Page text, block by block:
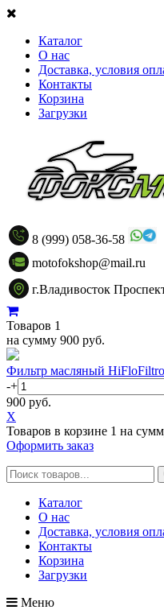
Каталог
О нас
Доставка, условия
Контакты
Корзина
Загрузки
8 (999) 058-36-58
motofokshop@mail.ru
г.Владивосток
Товаров 1
на сумму 900 руб.
Фильтр масляный
-+
900 руб.
X
Товаров в корзине 1 на
Оформить заказ
Каталог
О нас
Доставка, условия
Контакты
Корзина
Загрузки
Меню